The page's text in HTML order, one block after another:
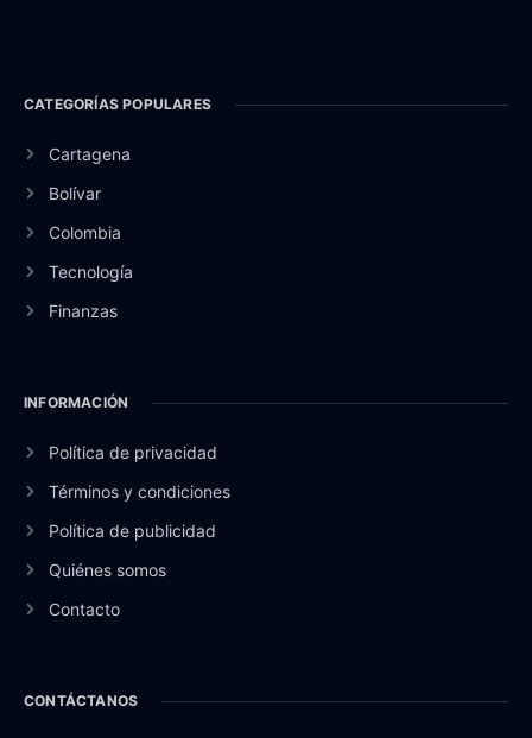
CATEGORÍAS POPULARES
Cartagena
Bolívar
Colombia
Tecnología
Finanzas
INFORMACIÓN
Política de privacidad
Términos y condiciones
Política de publicidad
Quiénes somos
Contacto
CONTÁCTANOS